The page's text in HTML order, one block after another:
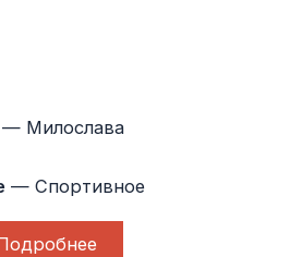
— Милослава
— Спортивное